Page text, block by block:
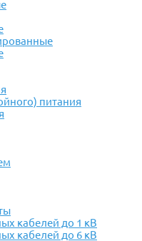
питания
кабелей до 1 кВ
кабелей до 6 кВ